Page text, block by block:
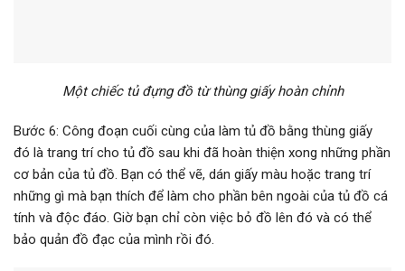
Một chiếc tủ đựng đồ từ thùng giấy hoàn chỉnh
Bước 6: Công đoạn cuối cùng của làm tủ đồ bằng thùng giấy
đó là trang trí cho tủ đồ sau khi đã hoàn thiện xong những phần
cơ bản của tủ đồ. Bạn có thể vẽ, dán giấy màu hoặc trang trí
những gì mà bạn thích để làm cho phần bên ngoài của tủ đồ cá
tính và độc đáo. Giờ bạn chỉ còn việc bỏ đồ lên đó và có thể
bảo quản đồ đạc của mình rồi đó.